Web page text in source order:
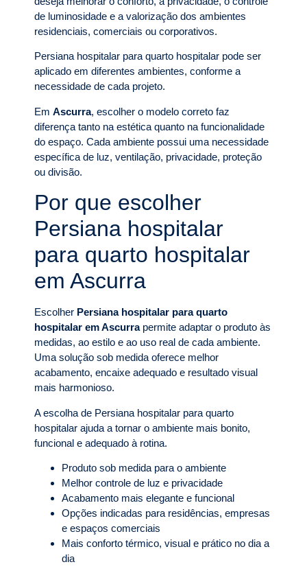
de luminosidade e a valorização dos ambientes
residenciais, comerciais ou corporativos.
Persiana hospitalar para quarto hospitalar pode ser
aplicado em diferentes ambientes, conforme a
necessidade de cada projeto.
Em Ascurra, escolher o modelo correto faz
diferença tanto na estética quanto na funcionalidade
do espaço. Cada ambiente possui uma necessidade
específica de luz, ventilação, privacidade, proteção
ou divisão.
Por que escolher
Persiana hospitalar
para quarto hospitalar
em Ascurra
Escolher Persiana hospitalar para quarto
hospitalar em Ascurrapermite adaptar o produto às
medidas, ao estilo e ao uso real de cada ambiente.
Uma solução sob medida oferece melhor
acabamento, encaixe adequado e resultado visual
mais harmonioso.
A escolha de Persiana hospitalar para quarto
hospitalar ajuda a tornar o ambiente mais bonito,
funcional e adequado à rotina.
Produto sob medida para o ambiente
Melhor controle de luz e privacidade
Acabamento mais elegante e funcional
Opções indicadas para residências, empresas
e espaços comerciais
Mais conforto térmico, visual e prático no dia a
dia